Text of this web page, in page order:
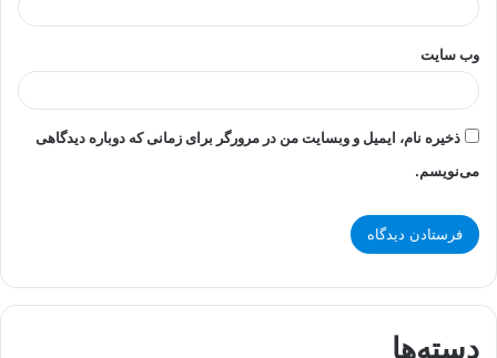
وب‌ سایت
ذخیره نام، ایمیل و وبسایت من در مرورگر برای زمانی که دوباره دیدگاهی
می‌نویسم.
دسته‌ها